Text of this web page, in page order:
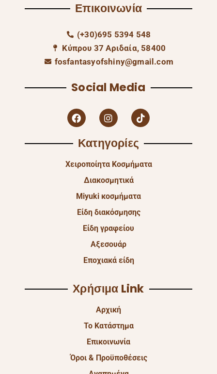
Επικοινωνία
(+30)695 5394 548
Κύπρου 37 Αριδαία, 58400
fosfantasyofshiny@gmail.com
Social Media
Κατηγορίες
Χειροποίητα Κοσμήματα
Διακοσμητικά
Miyuki κοσμήματα
Είδη διακόσμησης
Είδη γραφείου
Αξεσουάρ
Εποχιακά είδη
Χρήσιμα Link
Αρχική
Το Κατάστημα
Επικοινωνία
Όροι & Προϋποθέσεις